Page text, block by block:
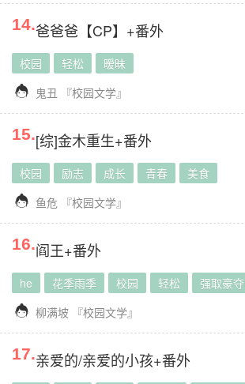
14.爸爸爸【CP】+番外
校园 轻松 暧昧
 鬼丑 『校园文学』
15.[综]金木重生+番外
校园 励志 成长 青春 美食
 鱼危 『校园文学』
16.阎王+番外
he 花季雨季 校园 轻松 强取豪夺
 柳满坡 『校园文学』
17.亲爱的/亲爱的小孩+番外